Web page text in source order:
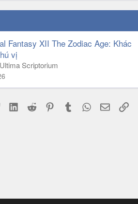
Fantasy XII The Zodiac Age: Khác
vị
Ultima Scriptorium
BlueskyLinkedIn
Reddit PinterestTumblr WhatsApp
Email